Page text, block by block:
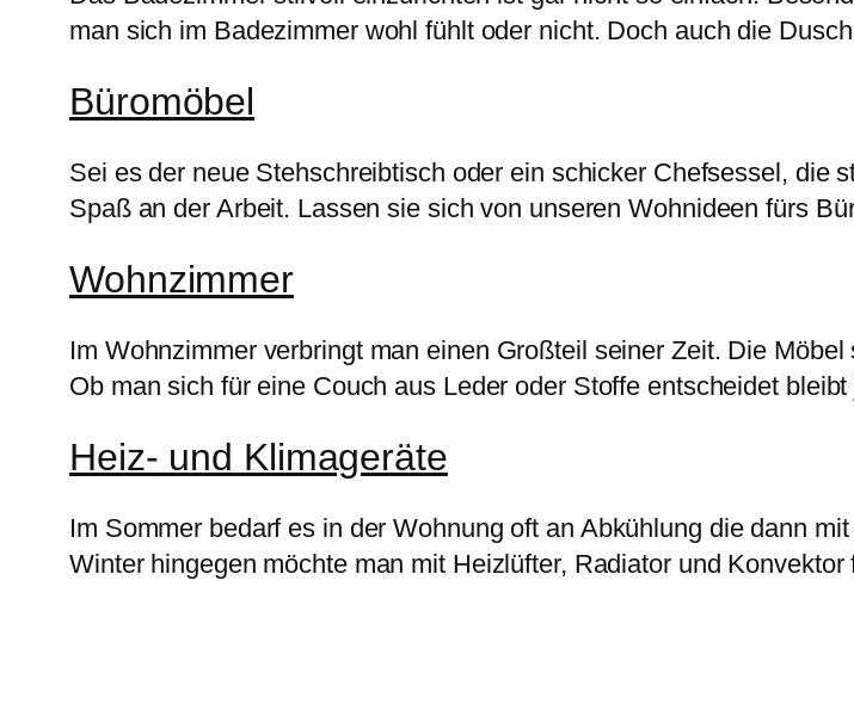
man sich im Badezimmer wohl fühlt oder nicht. Doch auch die
Büromöbel
Sei es der neue Stehschreibtisch oder ein schicker Chefsessel, die
Spaß an der Arbeit. Lassen sie sich von unseren Wohnideen fürs
Wohnzimmer
Im Wohnzimmer verbringt man einen Großteil seiner Zeit. Die
Ob man sich für eine Couch aus Leder oder Stoffe entscheidet
Heiz- und Klimageräte
Im Sommer bedarf es in der Wohnung oft an Abkühlung die dann
Winter hingegen möchte man mit Heizlüfter, Radiator und